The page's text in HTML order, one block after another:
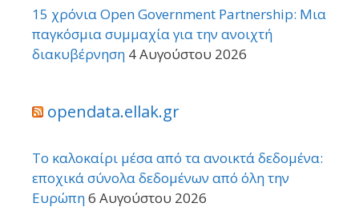
15 χρόνια Open Government Partnership: Μια
παγκόσμια συμμαχία για την ανοιχτή
διακυβέρνηση 4 Αυγούστου 2026
opendata.ellak.gr
Το καλοκαίρι μέσα από τα ανοικτά δεδομένα:
εποχικά σύνολα δεδομένων από όλη την
Ευρώπη6 Αυγούστου 2026